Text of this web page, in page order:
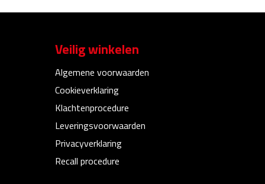
Veilig winkelen
Algemene voorwaarden
Cookieverklaring
Klachtenprocedure
Leveringsvoorwaarden
Privacyverklaring
Recall procedure